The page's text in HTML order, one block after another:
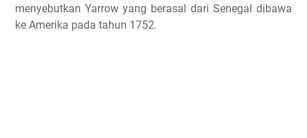
menyebutkan Yarrow yang berasal dari Senegal dibawa
ke Amerika pada tahun 1752.